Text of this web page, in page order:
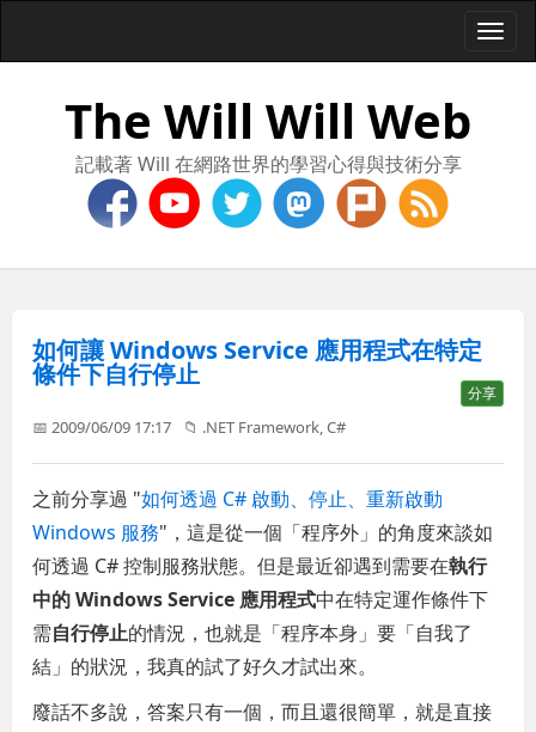
The Will Will Web
記載著 Will 在網路世界的學習心得與技術分享
如何讓 Windows Service 應用程式在特定
條件下自行停止
分享
📅 2009/06/09 17:17 📁 .NET Framework ,C#
之前分享過 "如何透過 C# 啟動、停止、重新啟動
Windows 服務"，這是從一個「程序外」的角度來談如
何透過 C# 控制服務狀態。但是最近卻遇到需要在執行
中的 Windows Service 應用程式中在特定運作條件下
需自行停止的情況，也就是「程序本身」要「自我了
結」的狀況，我真的試了好久才試出來。
廢話不多說，答案只有一個，而且還很簡單，就是直接